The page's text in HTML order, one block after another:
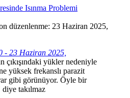
Isınma Problemi
düzenlenme: 23 Haziran 2025,
- 23 Haziran 2025,
çıkışındaki yükler nedeniyle
yüksek frekanslı parazit
gibi görünüyor. Öyle bir
takılmaz